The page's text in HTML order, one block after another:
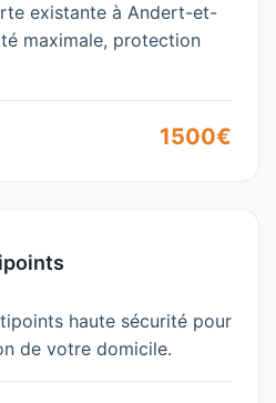
existante à Andert-et-
maximale, protection
1500€
haute sécurité pour
de votre domicile.